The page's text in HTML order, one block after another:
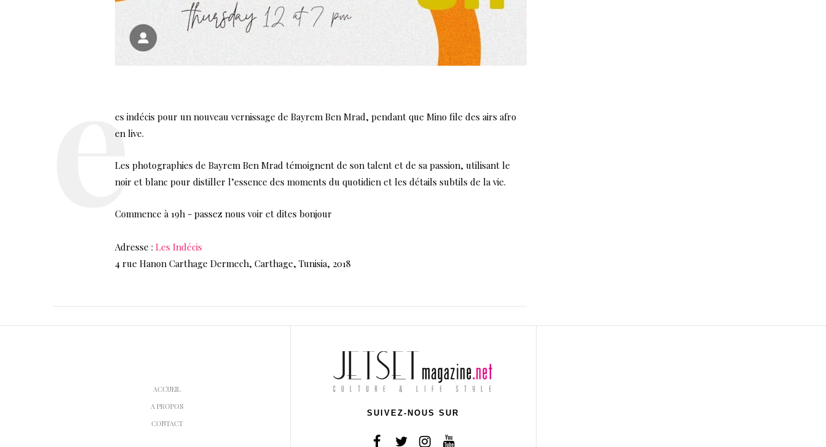
es indécis pour un nouveau vernissage de Bayrem Ben Mrad, pendant que Mino file des airs afro
en live.
Les photographies de Bayrem Ben Mrad témoignent de son talent et de sa passion, utilisant le
noir et blanc pour distiller l’essence des moments du quotidien et les détails subtils de la vie.
Commence à 19h - passez nous voir et dites bonjour
Adresse : Les Indécis
4 rue Hanon Carthage Dermech, Carthage, Tunisia, 2018
ACCUEIL
A PROPOS
CONTACT
SUIVEZ-NOUS SUR